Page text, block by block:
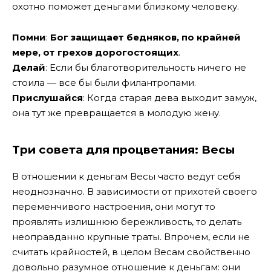
охотно поможет деньгами близкому человеку.
Помни: Бог защищает бедняков, по крайней
мере, от грехов дорогостоящих.
Делай: Если бы благотворительность ничего не
стоила — все бы были филантропами.
Прислушайся: Когда старая дева выходит замуж,
она тут же превращается в молодую жену.
Три совета для процветания: Весы
В отношении к деньгам Весы часто ведут себя
неоднозначно. В зависимости от прихотей своего
переменчивого настроения, они могут то
проявлять излишнюю бережливость, то делать
неоправданно крупные траты. Впрочем, если не
считать крайностей, в целом Весам свойственно
довольно разумное отношение к деньгам: они